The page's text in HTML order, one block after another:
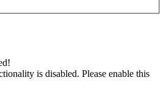
is disabled. Please enable this